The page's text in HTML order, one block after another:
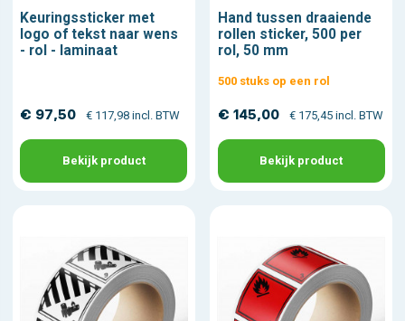
Keuringssticker met
logo of tekst naar wens
- rol - laminaat
€ 97,50 € 117,98 incl. BTW
Bekijk product
Hand tussen draaiende
rollen sticker, 500 per
rol, 50 mm
500 stuks op een rol
€ 145,00 € 175,45 incl. BTW
Bekijk product